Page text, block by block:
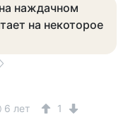
наждачном
на некоторое
6 лет 1